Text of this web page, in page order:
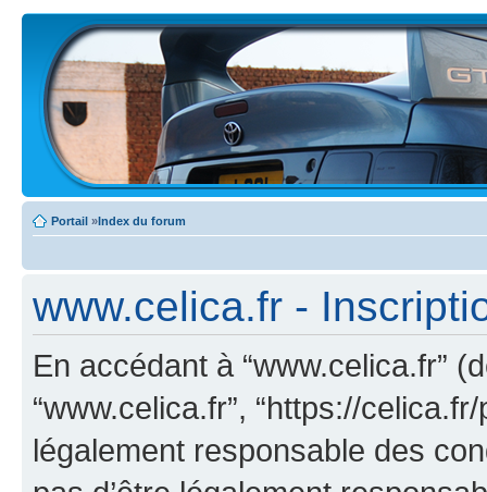
Portail »Index du forum
www.celica.fr -
En accédant à “www.celica.fr”
“www.celica.fr”, “https://
légalement responsable des